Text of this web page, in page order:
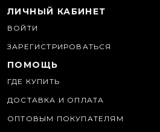
ЛИЧНЫЙ КАБИНЕТ
ВОЙТИ
ЗАРЕГИСТРИРОВАТЬСЯ
ПОМОЩЬ
ГДЕ КУПИТЬ
ДОСТАВКА И ОПЛАТА
ОПТОВЫМ ПОКУПАТЕЛЯМ